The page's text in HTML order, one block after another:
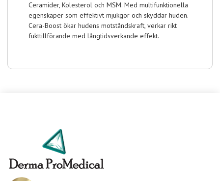
Ceramider, Kolesterol och MSM. Med multifunktionella
egenskaper som effektivt mjukgör och skyddar huden.
Cera-Boost ökar hudens motståndskraft, verkar rikt
fukttillförande med långtidsverkande effekt.